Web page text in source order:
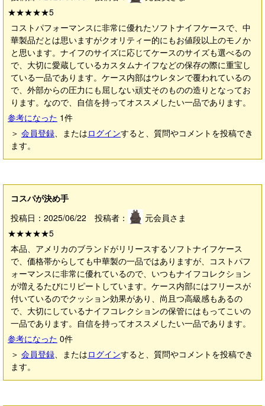
★★★★★5
コストパフォーマンスに非常に優れたソフトナイフケースで、中
華製品だとは思いますがクオリティー的にもお値段以上のモノか
と思います。ナイフのサイズに応じてケースのサイズも選べるの
で、大切に愛蔵しているカスタムナイフなどの保存の際に重宝し
ている一品であります。ケース内部はウレタンで覆われているの
で、外部からの圧力にも屈しない頑丈そのものの造りとなってお
ります。なので、自信を持ってオススメしたい一品であります。
参考になった 1件
＞ 会員登録、またはログインすると、質問やコメントを投稿でき
ます。
コスパが決め手
投稿日：2025/06/22 投稿者：
元会員さま
★★★★★5
本品、アメリカのブランドがリリースするソフトナイフケース
で、価格帯からしても中華製の一品ではありますが、コストパフ
ォーマンスに非常に優れているので、いつもナイフコレクション
が増えるたびにリピートしています。ケース内部にはフリースが
付いているのでクッション効果があり、尚且つ高級感もあるの
で、大切にしているナイフコレクションの保管にはもってこいの
一品であります。自信を持ってオススメしたい一品であります。
参考になった 0件
＞ 会員登録、またはログインすると、質問やコメントを投稿でき
ます。